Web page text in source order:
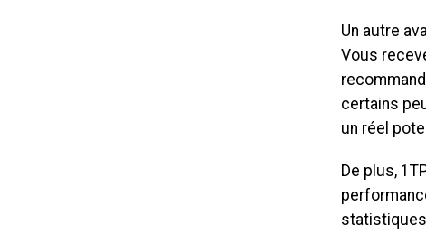
Un autre
Vous
certains
un réel
De plus,